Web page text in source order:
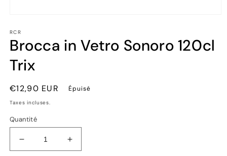
média
1
dans
fenêtre
modale
RCR
Brocca in Vetro Sonoro 120cl
Trix
Prix
habituel
€12,90 EUR Épuisé
Taxes incluses.
Quantité
Réduire
Augmenter